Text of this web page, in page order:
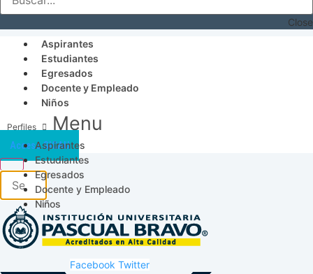
Close
Aspirantes
Estudiantes
Egresados
Docente y Empleado
Niños
Menu
Aspirantes
Estudiantes
Egresados
Docente y Empleado
Niños
Acceso SICAU
Facebook Twitter